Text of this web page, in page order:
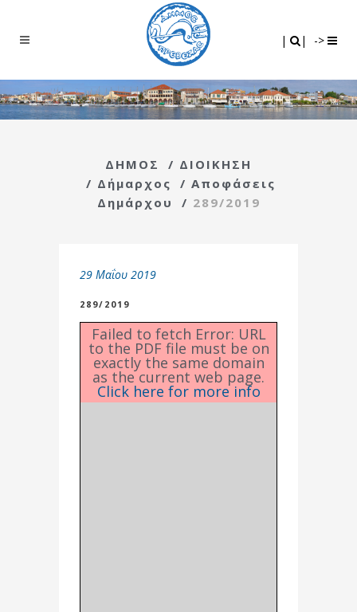
| | ->
ΔΗΜΟΣ / ΔΙΟΙΚΗΣΗ
/ Δήμαρχος / Αποφάσεις
Δημάρχου
/ 289/2019
29 Μαΐου 2019
289/2019
Failed to fetch Error: URL
to the PDF file must be on
exactly the same domain
as the current web page.
Click here for more info